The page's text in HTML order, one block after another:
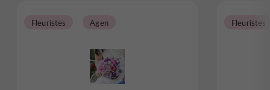
Fleuristes Agen Fleuristes